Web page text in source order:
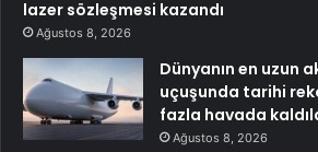
lazer sözleşmesi kazandı
Ağustos 8, 2026
Dünyanın en uzun
uçuşunda tarihi
fazla havada
Ağustos 8, 2026